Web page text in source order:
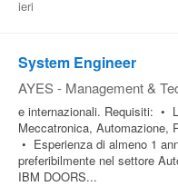
ieri
System Engineer
AYES - Management &
e internazionali. Requisiti: •
Meccatronica, Automazione,
• Esperienza di almeno 1
preferibilmente nel settore
IBM DOORS...